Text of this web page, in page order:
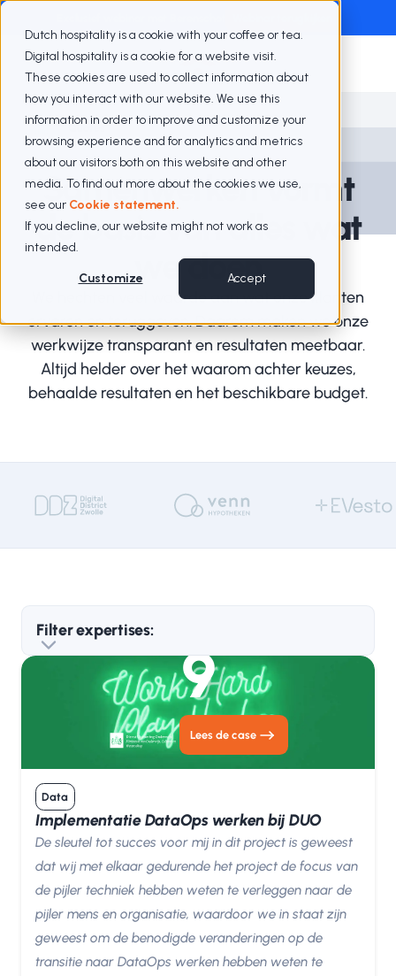
Dutch hospitality is a cookie with your coffee or tea.
Digital hospitality is a cookie for a website visit.
These cookies are used to collect information about
how you interact with our website. We use this
information in order to improve and customize your
browsing experience and for analytics and metrics
about our visitors both on this website and other
media. To find out more about the cookies we use,
see our Cookie statement.
If you decline, our website might not work as
intended.
Customize Accept
Quotes
Samenwerken vormt
de basis van alles wat
we doen
We hechten veel waarde aan wat onze klanten
ervaren en teruggeven. Daarom maken we onze
werkwijze transparant en resultaten meetbaar.
Altijd helder over het waarom achter keuzes,
behaalde resultaten en het beschikbare budget.
Filter expertises:
Strategie & Roadmap
Compliance
Change-management
0
Data
Cloud
9
Lees de case
Data
Implementatie DataOps werken bij DUO
De sleutel tot succes voor mij in dit project is geweest
dat wij met elkaar gedurende het project de focus van
de pijler techniek hebben weten te verleggen naar de
pijler mens en organisatie, waardoor we in staat zijn
geweest om de benodigde veranderingen op de
transitie naar DataOps werken hebben weten te